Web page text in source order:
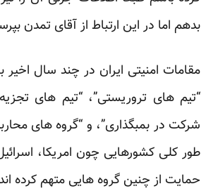
بدهم اما در این ارتباط از آقای تمدن
مقامات امنیتی ایران در چند سال اخیر
“تیم های تروریستی”، “تیم های
طور کلی کشورهایی چون امریکا،
حمایت از چنین گروه هایی متهم کرده